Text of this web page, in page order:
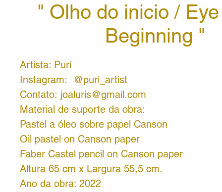
" Olho do inicio /
Beginning "
Artista: Purí
Instagram: @puri_artist
Contato: joaluris@gmail.com
Material de suporte da obra:
Pastel a óleo sobre papel Canson
Oil pastel on Canson paper
Faber Castel pencil on Canson paper
Altura 65 cm x Largura 55,5 cm.
Ano da obra: 2022